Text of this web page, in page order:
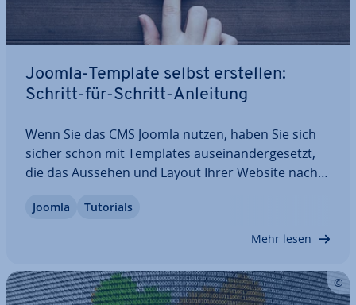
Joomla-Template selbst erstellen:
Schritt-für-Schritt-Anleitung
Wenn Sie das CMS Joomla nutzen, haben Sie sich
sicher schon mit Templates aus­ein­an­der­ge­setzt,
die das Aussehen und Layout Ihrer Website nach
unserer Schritt-für-Schritt-Anleitung, wie Sie ganz
Joomla Tutorials
Mehr lesen